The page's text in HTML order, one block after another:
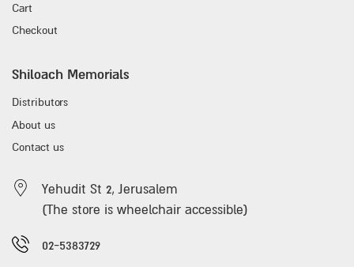
Cart
Checkout
Shiloach Memorials
Distributors
About us
Contact us
Yehudit St 2, Jerusalem
(The store is wheelchair accessible)
02-5383729